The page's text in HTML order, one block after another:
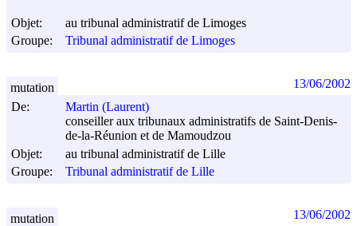
Objet:
au tribunal administratif de Limoges
Groupe:
Tribunal administratif de Limoges
De:
Martin (Laurent)
conseiller aux tribunaux administratifs de Saint-Denis-
de-la-Réunion et de Mamoudzou
Objet:
au tribunal administratif de Lille
Groupe:
Tribunal administratif de Lille
mutation 13/06/2002
mutation 13/06/2002